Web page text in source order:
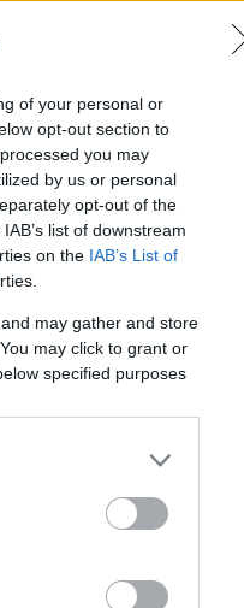
of your personal or
opt-out section to
you may
by us or personal
opt-out of the
list of downstream
on the IAB’s List of
may gather and store
may click to grant or
specified purposes